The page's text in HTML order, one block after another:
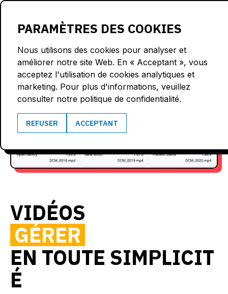
PARAMÈTRES DES COOKIES
Nous utilisons des cookies pour analyser et
améliorer notre site Web. En « Acceptant », vous
acceptez l'utilisation de cookies analytiques et
marketing. Pour plus d'informations, veuillez
consulter notre politique de confidentialité.
REFUSER ACCEPTANT
VIDÉOS
GÉRER
EN TOUTE SIMPLICIT
É